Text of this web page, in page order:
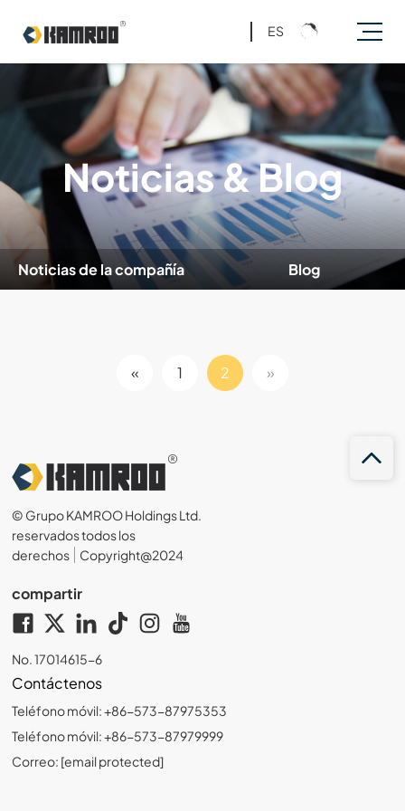
ES
Noticias & Blog
Noticias de la compañía Blog
« 1 2 »
© Grupo KAMROO Holdings Ltd.
reservados todos los
derechos
Copyright@2024
compartir
No. 17014615-6
Contáctenos
Teléfono móvil: +86-573-87975353
Teléfono móvil: +86-573-87979999
Correo: [email protected]